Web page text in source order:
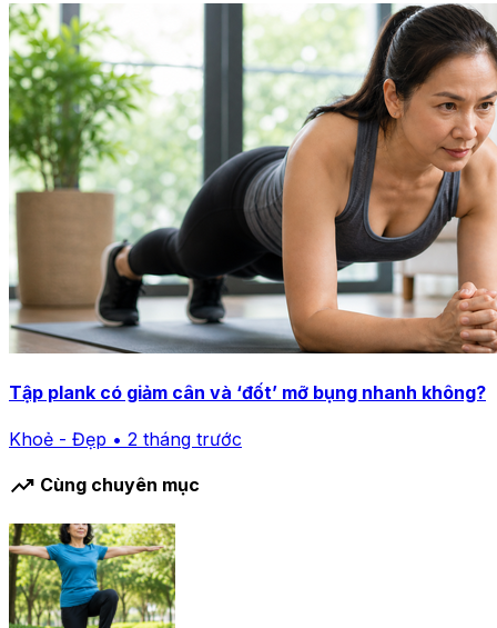
Tập plank có giảm cân và ‘đốt’ mỡ bụng nhanh không?
Khoẻ - Đẹp • 2 tháng trước
trending_up Cùng chuyên mục